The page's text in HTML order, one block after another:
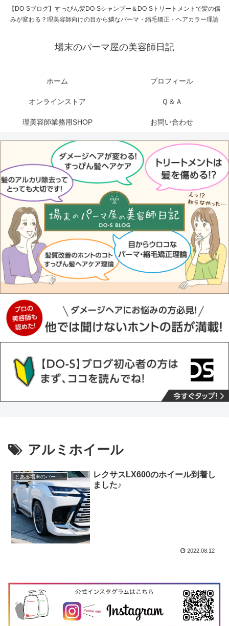
【DO-Sブログ】すっぴん髪DO-Sシャンプー＆DO-Sトリートメントで髪の傷
みが変わる？理美容師向けの目から鱗なパーマ・縮毛矯正・ヘアカラー理論
場末のパーマ屋の美容師日記
ホーム プロフィール
オンラインストア Ｑ＆Ａ
理美容師業務用SHOP お問い合わせ
アルミホイール
とある場末のパーマ屋
レクサスLX600のホイール到着し
ました♪
2022.08.12